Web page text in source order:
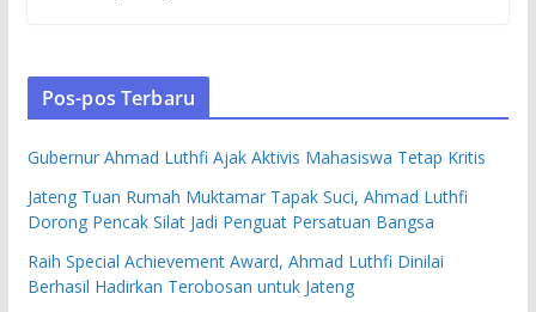
Pos-pos Terbaru
Gubernur Ahmad Luthfi Ajak Aktivis Mahasiswa Tetap Kritis
Jateng Tuan Rumah Muktamar Tapak Suci, Ahmad Luthfi
Dorong Pencak Silat Jadi Penguat Persatuan Bangsa
Raih Special Achievement Award, Ahmad Luthfi Dinilai
Berhasil Hadirkan Terobosan untuk Jateng